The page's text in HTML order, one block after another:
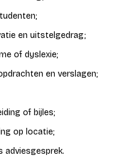
en uitstelgedrag;
of dyslexie;
en verslagen;
of bijles;
op locatie;
adviesgesprek.